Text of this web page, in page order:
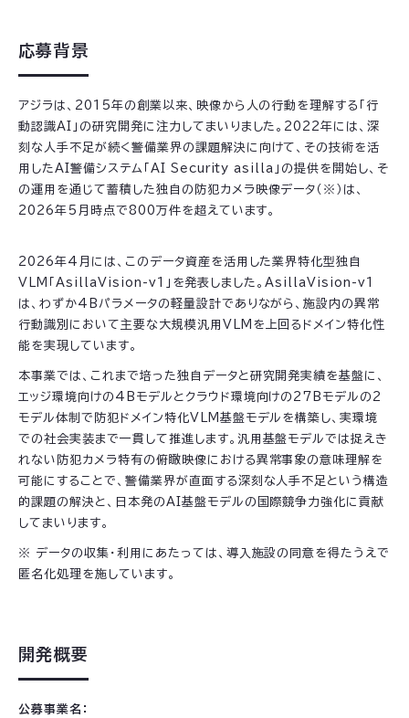
応募背景
アジラは、2015年の創業以来、映像から人の行動を理解する「行
動認識AI」の研究開発に注力してまいりました。2022年には、深
刻な人手不足が続く警備業界の課題解決に向けて、その技術を活
用したAI警備システム「AI Security asilla」の提供を開始し、そ
の運用を通じて蓄積した独自の防犯カメラ映像データ（※）は、
2026年5月時点で800万件を超えています。
2026年4月には、このデータ資産を活用した業界特化型独自
VLM「AsillaVision-v1」を発表しました。AsillaVision-v1
は、わずか4Bパラメータの軽量設計でありながら、施設内の異常
行動識別において主要な大規模汎用VLMを上回るドメイン特化性
能を実現しています。
本事業では、これまで培った独自データと研究開発実績を基盤に、
エッジ環境向けの4Bモデルとクラウド環境向けの27Bモデルの2
モデル体制で防犯ドメイン特化VLM基盤モデルを構築し、実環境
での社会実装まで一貫して推進します。汎用基盤モデルでは捉えき
れない防犯カメラ特有の俯瞰映像における異常事象の意味理解を
可能にすることで、警備業界が直面する深刻な人手不足という構造
的課題の解決と、日本発のAI基盤モデルの国際競争力強化に貢献
してまいります。
※ データの収集・利用にあたっては、導入施設の同意を得たうえで
匿名化処理を施しています。
開発概要
公募事業名：